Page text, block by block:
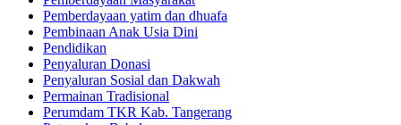
Pemberdayaan yatim dan dhuafa
Pembinaan Anak Usia Dini
Pendidikan
Penyaluran Donasi
Penyaluran Sosial dan Dakwah
Permainan Tradisional
Perumdam TKR Kab. Tangerang